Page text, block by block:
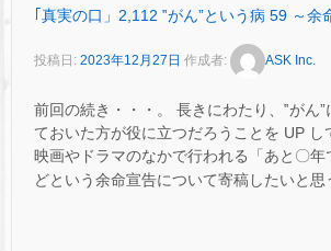
｢真実の口」2,112 ‟がん”という病 59 ～余
投稿日: 2023年12月27日 作成者: ASK Inc.
前回の続き・・・。 長きにわたり、‟がん
ておいた方が役に立つだろうことを UP し
映画やドラマのなかで行われる「あと〇年
どという余命宣告について寄稿したいと思